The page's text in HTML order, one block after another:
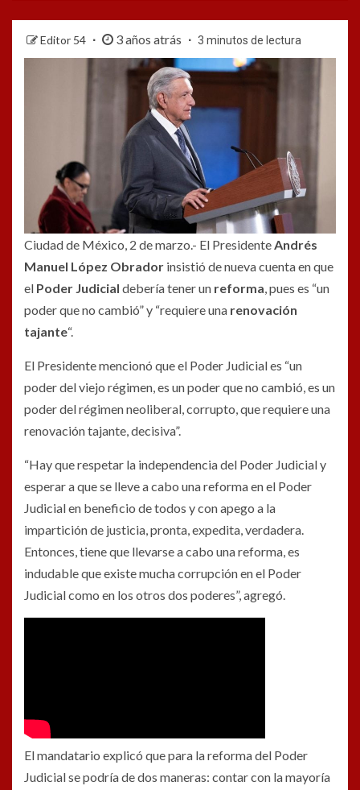
Editor 54 3 años atrás 3 minutos de lectura
Ciudad de México, 2 de marzo.- El PresidenteAndrés
Manuel López Obrador insistió de nueva cuenta en que
el Poder Judicial debería tener un reforma, pues es “un
poder que no cambió” y “requiere una renovación
tajante“.
El Presidente mencionó que el Poder Judicial es “un
poder del viejo régimen, es un poder que no cambió, es un
poder del régimen neoliberal, corrupto, que requiere una
renovación tajante, decisiva”.
“Hay que respetar la independencia del Poder Judicial y
esperar a que se lleve a cabo una reforma en el Poder
Judicial en beneficio de todos y con apego a la
impartición de justicia, pronta, expedita, verdadera.
Entonces, tiene que llevarse a cabo una reforma, es
indudable que existe mucha corrupción en el Poder
Judicial como en los otros dos poderes”, agregó.
El mandatario explicó que para la reforma del Poder
Judicial se podría de dos maneras: contar con la mayoría